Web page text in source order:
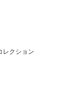
レクション